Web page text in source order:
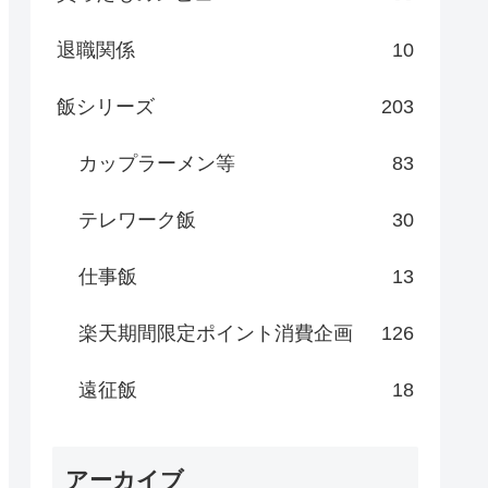
退職関係 10
飯シリーズ 203
カップラーメン等 83
テレワーク飯 30
仕事飯 13
楽天期間限定ポイント消費企画 126
遠征飯 18
アーカイブ